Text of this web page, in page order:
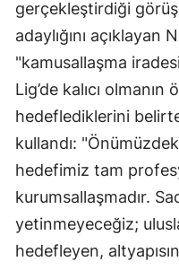
gerçekleştirdiği
adaylığını
"kamusallaşma
Lig’de kalıcı
hedeflediklerini
kullandı:
hedefimiz tam
kurumsallaşmadır.
yetinmeyeceğiz;
hedefleyen,